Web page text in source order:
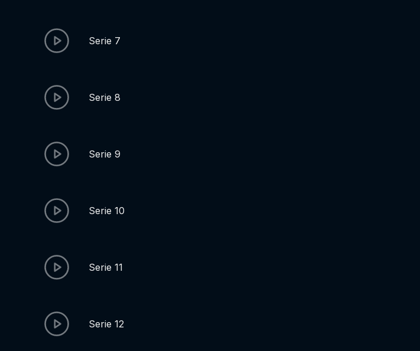
Serie 7
Serie 8
Serie 9
Serie 10
Serie 11
Serie 12